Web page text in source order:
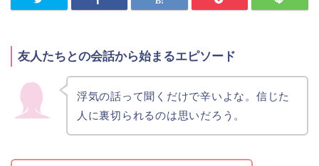
友人たちとの会話から始まるエピソード
浮気の話って聞くだけで辛いよな。信じた
人に裏切られるのは思いだろう。